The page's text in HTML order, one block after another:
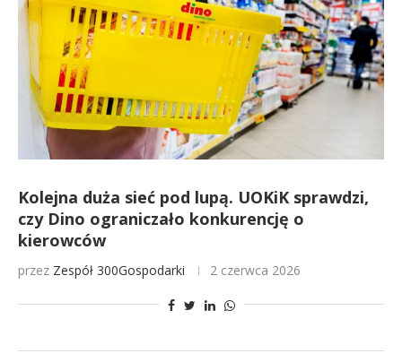
Kolejna duża sieć pod lupą. UOKiK sprawdzi,
czy Dino ograniczało konkurencję o
kierowców
przez Zespół 300Gospodarki 2 czerwca 2026